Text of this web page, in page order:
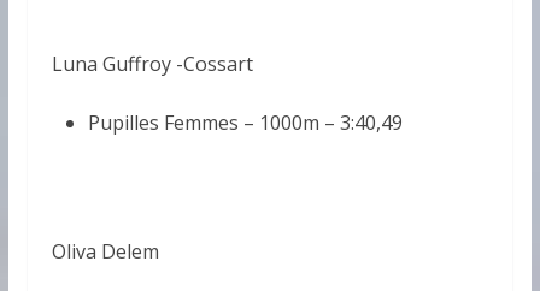
Luna Guffroy -Cossart
Pupilles Femmes – 1000m – 3:40,49
Oliva Delem